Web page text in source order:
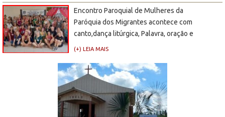
Encontro Paroquial de Mulheres da
Paróquia dos Migrantes acontece com
canto,dança litúrgica, Palavra, oração e
diversão
(+) LEIA MAIS